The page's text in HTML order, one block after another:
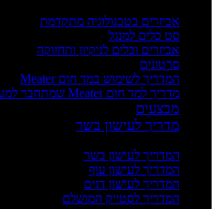
אביזרים בטכנולוגיה מתקדמת
סט כלים למנגל
אביזרים וכלים לניקיון ותחזוקה
סרטונים
המדריך לשימוש במד חום Meater
מדריך למד חום Meater שמתחבר למעשנה Traeger
מבצעים
מדריך לעישון בשר
המדריך לעישון בשר
המדריך לעישון עוף
המדריך לעישון דגים
המדריך לסטייק המושלם